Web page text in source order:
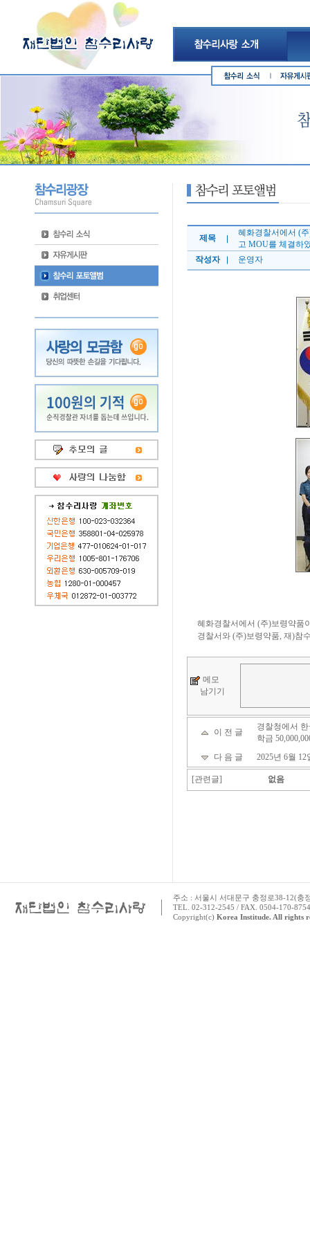
제목
혜화경찰서에서 (
고 MOU를 체결하
작성자
운영자
혜화경찰서에서 (주)보령약품
경찰서와 (주)보령약품, 재)참
메모
남기기
이 전 글
경찰청에서
학금
다 음 글
2025년 6월
[관련글] 없음
주소 : 서울시 서대문구 충정로38-12(충
TEL. 02-312-2545 / FAX. 0504-170-
Copyright(c) Korea Institude. All rights